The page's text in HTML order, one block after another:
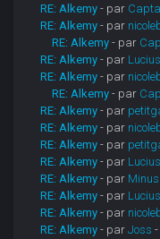
RE: Alkemy - par
RE: Alkemy - par
RE: Alkemy - par
RE: Alkemy - par
RE: Alkemy - par
RE: Alkemy - par
RE: Alkemy - par
RE: Alkemy - par
RE: Alkemy - par
RE: Alkemy - par
RE: Alkemy - par Minus
RE: Alkemy - par
RE: Alkemy - par
RE: Alkemy - parJoss